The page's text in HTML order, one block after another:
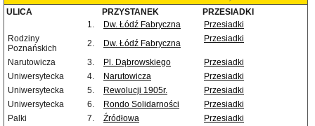
ULICA PRZYSTANEK
PRZESIADKI
1.
Dw. Łódź Fabryczna
Przesiadki
Rodziny
Poznańskich
2. Dw. Łódź Fabryczna Przesiadki
Narutowicza 3. Pl. Dąbrowskiego
Przesiadki
Uniwersytecka
4. Narutowicza
Przesiadki
Uniwersytecka
5. Rewolucji 1905r.
Przesiadki
Uniwersytecka
6. Rondo Solidarności
Przesiadki
Palki
7. Źródłowa
Przesiadki